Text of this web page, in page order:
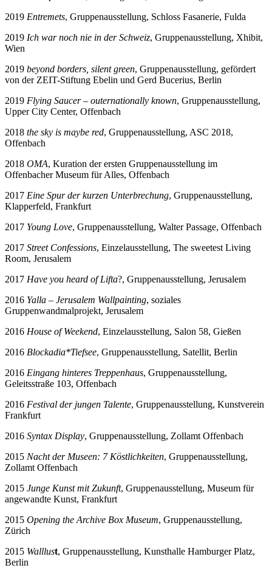
2019 Entremets, Gruppenausstellung, Schloss Fasanerie, Fulda
2019 Ich war noch nie in der Schweiz, Gruppenausstellung, Xhibit,
Wien
2019 beyond borders, silent green, Gruppenausstellung, gefördert
von der ZEIT-Stiftung Ebelin und Gerd Bucerius, Berlin
2019 Flying Saucer – outernationally known, Gruppenausstellung,
Upper City Center, Offenbach
2018 the sky is maybe red, Gruppenausstellung, ASC 2018,
Offenbach
2018 OMA, Kuration der ersten Gruppenausstellung im
Offenbacher Museum für Alles, Offenbach
2017 Eine Spur der kurzen Unterbrechung, Gruppenausstellung,
Klapperfeld, Frankfurt
2017 Young Love, Gruppenausstellung, Walter Passage, Offenbach
2017 Street Confessions, Einzelausstellung, The sweetest Living
Room, Jerusalem
2017 Have you heard of Lifta?, Gruppenausstellung, Jerusalem
2016 Yalla – Jerusalem Wallpainting, soziales
Gruppenwandmalprojekt, Jerusalem
2016 House of Weekend, Einzelausstellung, Salon 58, Gießen
2016 Blockadia*Tiefsee, Gruppenausstellung, Satellit, Berlin
2016 Eingang hinteres Treppenhaus, Gruppenausstellung,
Geleitsstraße 103, Offenbach
2016 Festival der jungen Talente, Gruppenausstellung, Kunstverein
Frankfurt
2016 Syntax Display, Gruppenausstellung, Zollamt Offenbach
2015 Nacht der Museen: 7 Köstlichkeiten, Gruppenausstellung,
Zollamt Offenbach
2015 Junge Kunst mit Zukunft, Gruppenausstellung, Museum für
angewandte Kunst, Frankfurt
2015 Opening the Archive Box Museum, Gruppenausstellung,
Zürich
2015 Walllust, Gruppenausstellung, Kunsthalle Hamburger Platz,
Berlin